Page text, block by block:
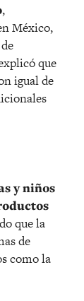
,
México,
que
igual de
y niños
que la
de
como la